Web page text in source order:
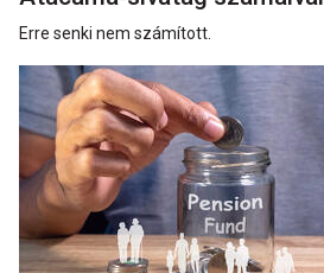
Erre senki nem számított.